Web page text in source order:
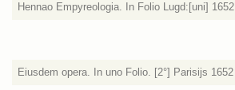
Hennao Empyreologia. In Folio Lugd:[uni] 1652
Eiusdem opera. In uno Folio. [2°] Parisijs 1652